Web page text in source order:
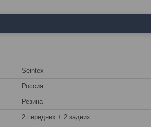
Seintex
Россия
Резина
2 передних + 2 задних